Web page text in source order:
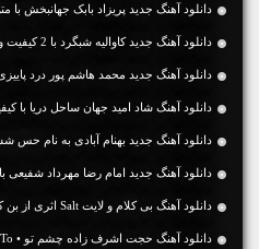
دانلود آهنگ جديد پریزاد بابک جهانبخش با
دانلود آهنگ جديد کاوالیه شبگرد با 2 کیفیت و متن آهنگ
دانلود آهنگ جديد محمد هاشم پور درد پاییزی با 2 کیفیت و متن
دانلود آهنگ شاد امید جهان ساحل دریا با کیفیت 128 و
دانلود آهنگ جديد بهنام آبادی به نام حس
دانلود آهنگ جديد امام رضا مهرداد شفیعی
دانلود آهنگ بی کلام و لایت Salt اثری از بن کزگروو
دانلود آهنگ حجت اشرف زاده چشم تو • Hojat Ashrafzadeh Cheshme To